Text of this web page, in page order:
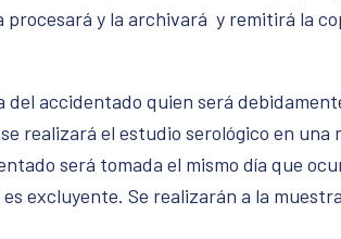
procesará y la archivará y remitirá la
accidentado quien será
realizará el estudio serológico en
será tomada el mismo día que
excluyente. Se realizarán a la